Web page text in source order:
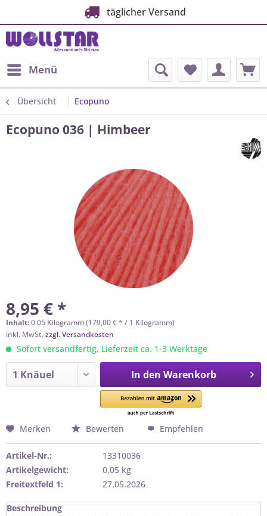
täglicher Versand
Menü
Übersicht Ecopuno
Ecopuno 036 | Himbeer
8,95 € *
Inhalt:0.05 Kilogramm (179,00 € * / 1 Kilogramm)
inkl. MwSt.zzgl. Versandkosten
Sofort versandfertig, Lieferzeit ca. 1-3 Werktage
In den Warenkorb
Merken Bewerten Empfehlen
Artikel-Nr.:
13310036
Artikelgewicht:
0,05 kg
Freitextfeld 1:
27.05.2026
Beschreibung